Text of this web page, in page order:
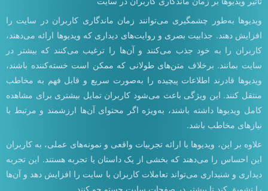
ویدیوها به‌طور چشمگیری می‌توانند زمان ماندگاری کاربران در سایت را
افزایش دهند. جذابیت بصری و روایت‌های دیداری که ویدیوها ارائه می‌دهند،
کاربران را به خود جذب می‌کنند و آن‌ها را ترغیب می‌کنند که بیشتر در
سایت بمانند. برخلاف متن‌های طولانی که ممکن است خسته‌کننده باشند،
ویدیوها قادرند اطلاعات پیچیده را به‌صورت سریع و قابل فهم به مخاطب
منتقل کنند. این ویژگی باعث می‌شود کاربران تمایل بیشتری برای مشاهده
کامل ویدیوها داشته باشند، به‌ویژه اگر محتوای آن‌ها ارزشمند و مرتبط با
نیازهای مخاطب باشد.
علاوه بر این، ویدیوها با ارائه تجربیات واقعی و نمونه‌های عملی، به کاربران
این احساس را می‌دهند که بخشی از یک داستان یا تجربه هستند. این تجربه
دیداری و شنیداری می‌تواند تعاملات کاربران با سایت را افزایش دهد و آن‌ها
را تشویق کند تا بیشتر در صفحات سایت جستو جو کنند.